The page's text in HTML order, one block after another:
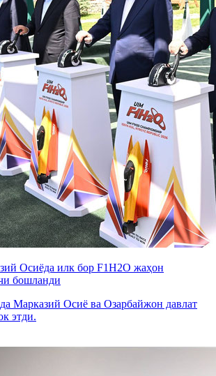
Осиёда илк бор F1H2O жаҳон
бошланди
Марказий Осиё ва Озарбайжон давлат
этди.